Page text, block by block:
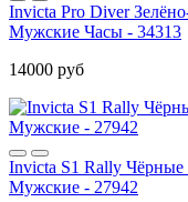
Invicta Pro Diver
Мужские Часы - 34313
14000 руб
Invicta S1 Rally
Мужские - 27942